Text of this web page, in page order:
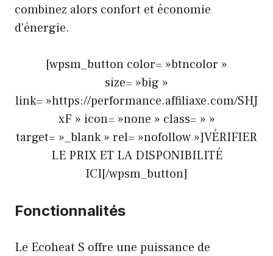
combinez alors confort et économie
d’énergie.
[wpsm_button color= »btncolor »
size= »big »
link= »https://performance.affiliaxe.com/SHJ
xF » icon= »none » class= » »
target= »_blank » rel= »nofollow »]VÉRIFIER
LE PRIX ET LA DISPONIBILITÉ
ICI[/wpsm_button]
Fonctionnalités
Le Ecoheat S offre une puissance de